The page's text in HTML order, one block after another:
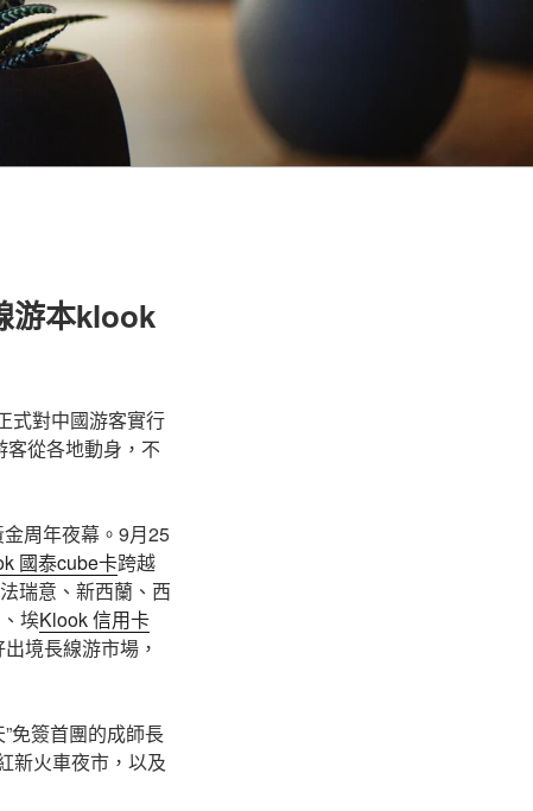
游本klook
式對中國游客實行
從各地動身，不
周年夜幕。9月25
國泰cube卡跨越
瑞意、新西蘭、西
埃Klook 信用卡
境長線游市場，
免簽首團的成師長
新火車夜市，以及